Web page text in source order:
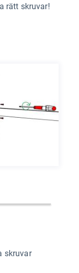
rätt skruvar!
skruvar